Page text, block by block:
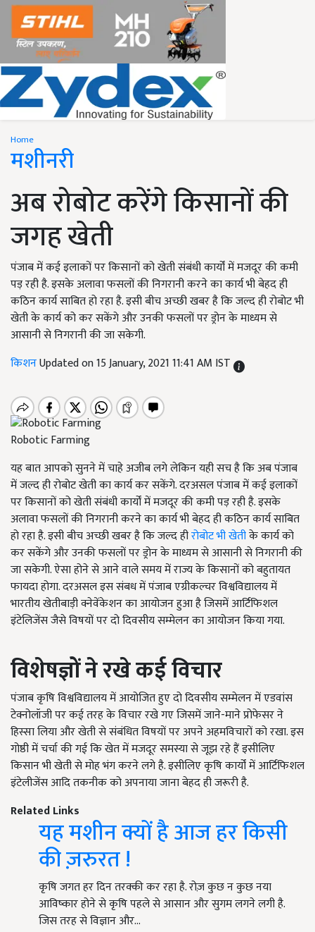
Home
मशीनरी
अब रोबोट करेंगे किसानों की
जगह खेती
पंजाब में कई इलाकों पर किसानों को खेती संबंधी कार्यों में मजदूर की कमी
पड़ रही है. इसके अलावा फसलों की निगरानी करने का कार्य भी बेहद ही
कठिन कार्य साबित हो रहा है. इसी बीच अच्छी खबर है कि जल्द ही रोबोट भी
खेती के कार्य को कर सकेंगे और उनकी फसलों पर ड्रोन के माध्यम से
आसानी से निगरानी की जा सकेगी.
किशनUpdated on 15 January, 2021 11:41 AM IST
Robotic Farming
यह बात आपको सुनने में चाहे अजीब लगे लेकिन यही सच है कि अब पंजाब
में जल्द ही रोबोट खेती का कार्य कर सकेंगे. दरअसल पंजाब में कई इलाकों
पर किसानों को खेती संबंधी कार्यों में मजदूर की कमी पड़ रही है. इसके
अलावा फसलों की निगरानी करने का कार्य भी बेहद ही कठिन कार्य साबित
हो रहा है. इसी बीच अच्छी खबर है कि जल्द हीरोबोट भी खेतीके कार्य को
कर सकेंगे और उनकी फसलों पर ड्रोन के माध्यम से आसानी से निगरानी की
जा सकेगी. ऐसा होने से आने वाले समय में राज्य के किसानों को बहुतायत
फायदा होगा. दरअसल इस संबध में पंजाब एग्रीकल्चर विश्वविद्यालय में
भारतीय खेतीबाड़ी क्नेवेंकेशन का आयोजन हुआ है जिसमें आर्टिफिशल
इंटेलिजेंस जैसे विषयों पर दो दिवसीय सम्मेलन का आयोजन किया गया.
विशेषज्ञों ने रखे कई विचार
पंजाब कृषि विश्वविद्यालय में आयोजित हुए दो दिवसीय सम्मेलन में एडवांस
टेक्नोलॉजी पर कई तरह के विचार रखे गए जिसमें जाने-माने प्रोफेसर ने
हिस्सा लिया और खेती से संबंधित विषयों पर अपने अहमविचारों को रखा. इस
गोष्ठी में चर्चा की गई कि खेत में मजदूर समस्या से जूझ रहे हैं इसीलिए
किसान भी खेती से मोह भंग करने लगे है. इसीलिए कृषि कार्यों में आर्टिफिशल
इंटेलीजेंस आदि तकनीक को अपनाया जाना बेहद ही जरूरी है.
Related Links
यह मशीन क्यों है आज हर किसी
की ज़रुरत !
कृषि जगत हर दिन तरक्की कर रहा है. रोज़ कुछ न कुछ नया
आविष्कार होने से कृषि पहले से आसान और सुगम लगने लगी है.
जिस तरह से विज्ञान और…